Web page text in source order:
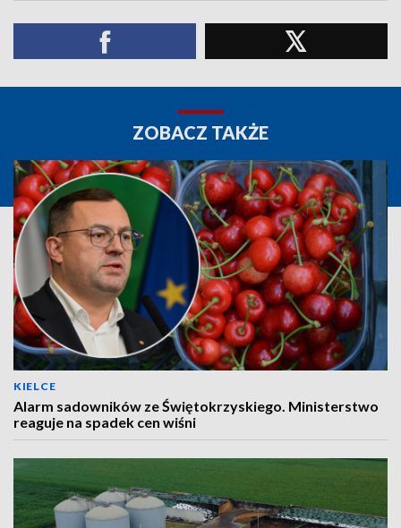
ZOBACZ TAKŻE
KIELCE
Alarm sadowników ze Świętokrzyskiego. Ministerstwo
reaguje na spadek cen wiśni